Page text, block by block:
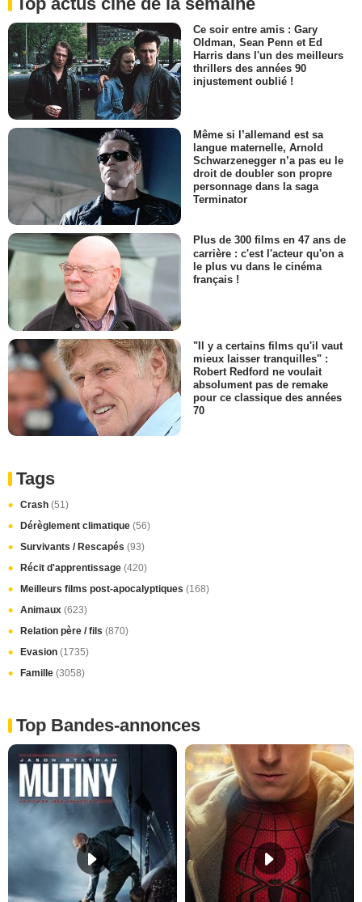
Ce soir entre amis : Gary
Oldman, Sean Penn et Ed
Harris dans l'un des meilleurs
thrillers des années 90
injustement oublié !
Même si l’allemand est sa
langue maternelle, Arnold
Schwarzenegger n’a pas eu le
droit de doubler son propre
personnage dans la saga
Terminator
Plus de 300 films en 47 ans de
carrière : c'est l'acteur qu'on a
le plus vu dans le cinéma
français !
"Il y a certains films qu'il vaut
mieux laisser tranquilles" :
Robert Redford ne voulait
absolument pas de remake
pour ce classique des années
70
Tags
Crash (51)
Dérèglement climatique (56)
Survivants / Rescapés (93)
Récit d'apprentissage (420)
Meilleurs films post-apocalyptiques (168)
Animaux (623)
Relation père / fils (870)
Evasion (1735)
Famille (3058)
Top Bandes-annonces